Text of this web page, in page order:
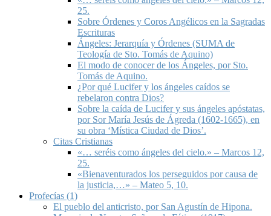
25.
Sobre Órdenes y Coros Angélicos en la Sagradas
Escrituras
Ángeles: Jerarquía y Órdenes (SUMA de
Teología de Sto. Tomás de Aquino)
El modo de conocer de los Ángeles, por Sto.
Tomás de Aquino.
¿Por qué Lucifer y los ángeles caídos se
rebelaron contra Dios?
Sobre la caída de Lucifer y sus ángeles apóstatas,
por Sor María Jesús de Ágreda (1602-1665), en
su obra ‘Mística Ciudad de Dios’.
Citas Cristianas
«… seréis como ángeles del cielo.» – Marcos 12,
25.
«Bienaventurados los perseguidos por causa de
la justicia,…» – Mateo 5, 10.
Profecías (1)
El pueblo del anticristo, por San Agustín de Hipona.